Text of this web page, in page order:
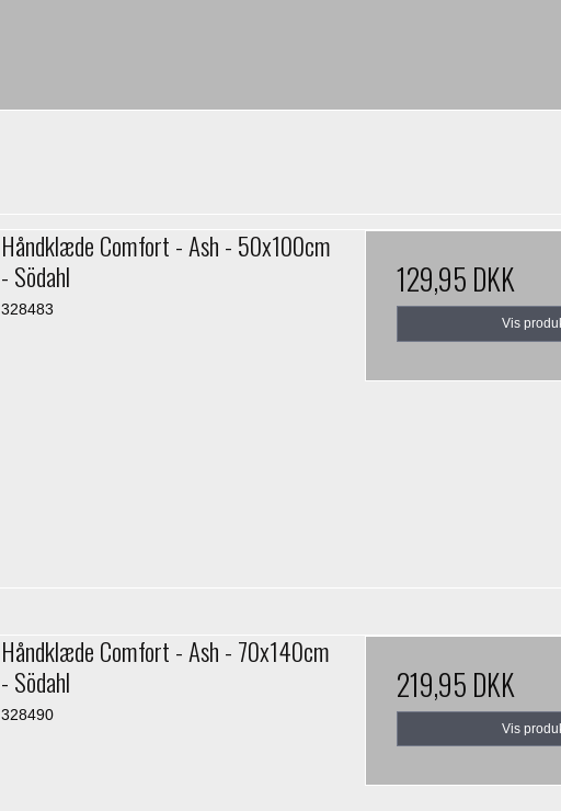
Håndklæde Comfort - Ash - 50x100cm
- Södahl
328483
129,95 DKK
Vis
Håndklæde Comfort - Ash - 70x140cm
- Södahl
328490
219,95 DKK
Vis